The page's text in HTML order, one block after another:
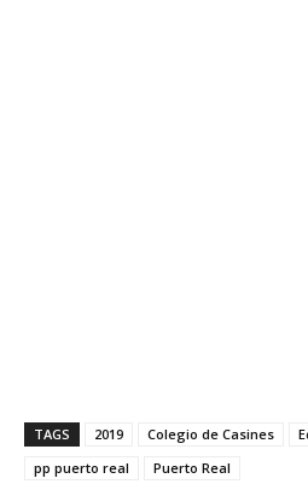
TAGS 2019 Colegio de Casines
pp puerto real
Puerto Real